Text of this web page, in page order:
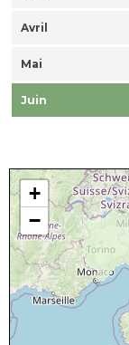
Avril
Mai
Juin
+
−